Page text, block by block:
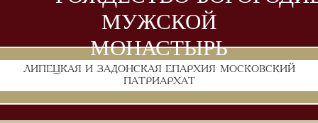
МУЖСКОЙ
МОНАСТЫРЬ
ЛИПЕЦКАЯ И ЗАДОНСКАЯ ЕПАРХИЯ МОСКОВСКИЙ
ПАТРИАРХАТ